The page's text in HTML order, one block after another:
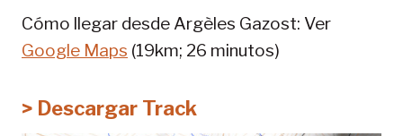
Cómo llegar desde Argèles Gazost: Ver
Google Maps (19km; 26 minutos)
> Descargar Track